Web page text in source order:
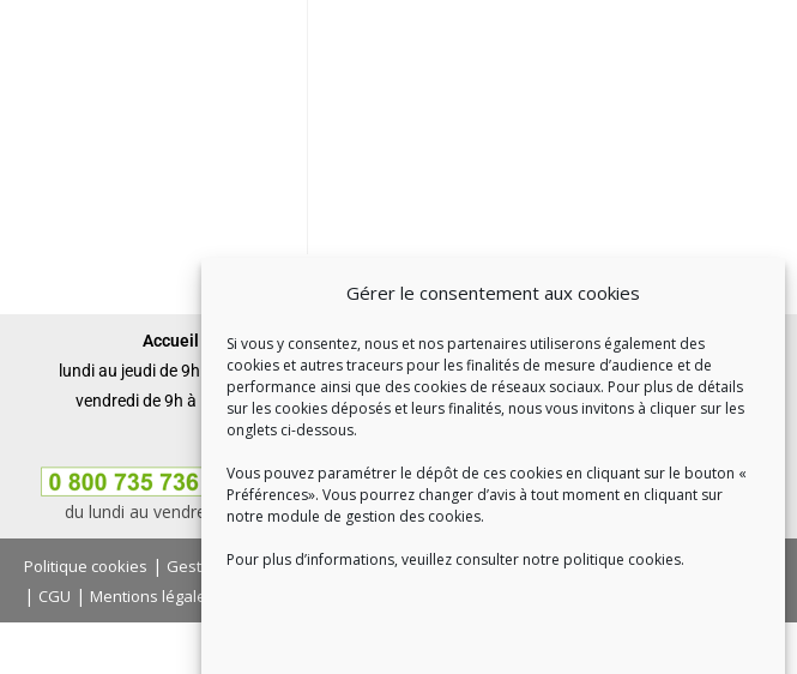
Gérer le consentement aux cookies
Si vous y consentez, nous et nos partenaires utiliserons également des
cookies et autres traceurs pour les finalités de mesure d’audience et de
performance ainsi que des cookies de réseaux sociaux. Pour plus de détails
sur les cookies déposés et leurs finalités, nous vous invitons à cliquer sur les
onglets ci-dessous.
Vous pouvez paramétrer le dépôt de ces cookies en cliquant sur le bouton «
Préférences». Vous pourrez changer d’avis à tout moment en cliquant sur
notre module de gestion des cookies.
Pour plus d’informations, veuillez consulter notre politique cookies.
Accueil du public :
lundi au jeudi de 9h à 12h et de 14h à 17h
vendredi de 9h à 12h et de 14h à 16h
du lundi au vendredi, de 8h30 à 18h30
Politique cookies | Gestion des cookies|Politique de confidentialité
| CGU | Mentions légales